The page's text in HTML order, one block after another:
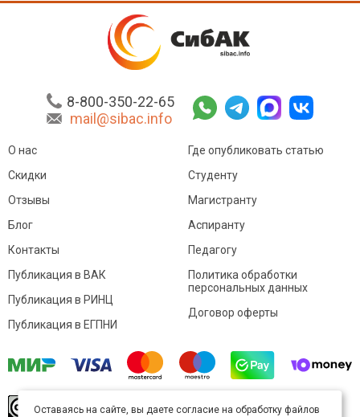
8-800-350-22-65
mail@sibac.info
О нас
Скидки
Отзывы
Блог
Контакты
Где опубликовать статью
Студенту
Магистранту
Аспиранту
Педагогу
Публикация в ВАК
Публикация в РИНЦ
Публикация в ЕГПНИ
Политика обработки
персональных данных
Договор оферты
произведение доступно полицензии Creative
Оставаясь на сайте, вы даете согласие на обработку файлов